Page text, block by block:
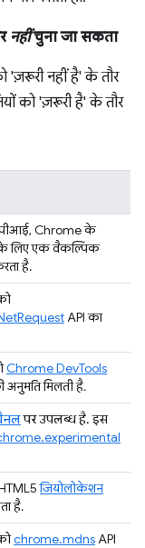
नहींचुना जा सकता
'ज़रूरी नहीं है' के तौर
को 'ज़रूरी है' के तौर
Chrome के
लिए एक वैकल्पिक
है.
API का
Chrome DevTools
मिलती है.
पर उपलब्ध है.इस
जियोलोकेशन
है.
chrome.mdnsAPI